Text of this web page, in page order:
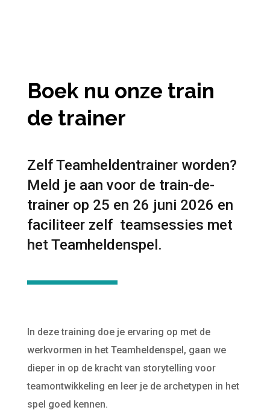
Boek nu onze train
de trainer
Zelf Teamheldentrainer worden?
Meld je aan voor de train-de-
trainer op 25 en 26 juni 2026 en
faciliteer zelf teamsessies met
het Teamheldenspel.
In deze training doe je ervaring op met de
werkvormen in het Teamheldenspel, gaan we
dieper in op de kracht van storytelling voor
teamontwikkeling en leer je de archetypen in het
spel goed kennen.